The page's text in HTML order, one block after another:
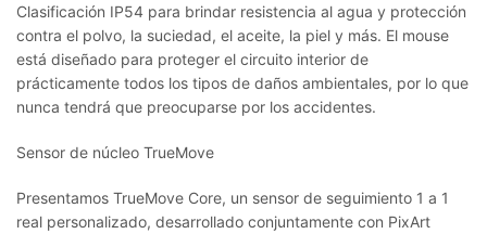
Clasificación IP54 para brindar resistencia al agua y protección
contra el polvo, la suciedad, el aceite, la piel y más. El mouse
está diseñado para proteger el circuito interior de
prácticamente todos los tipos de daños ambientales, por lo que
nunca tendrá que preocuparse por los accidentes.
Sensor de núcleo TrueMove
Presentamos TrueMove Core, un sensor de seguimiento 1 a 1
real personalizado, desarrollado conjuntamente con PixArt